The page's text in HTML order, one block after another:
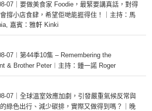
07｜要做美食家 Foodie，最緊要講真話，對得
撐小店食肆，希望佢哋能捱得住！｜主持：馬
嘉賓：雅軒 Kinki
07︱第44季10集 – Remembering the
& Brother Peter︱主持：鍾一諾 Roger
07｜全球溫室效應加劇，引發嚴重氣候反常與
綠色出行、減少碳排，實際又做得到嗎？｜晚